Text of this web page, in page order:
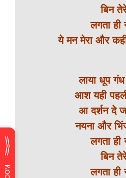
बिन
लगता ही
ये मन मेरा और
लाया धूप गंध
आश यही
आ दर्शन दे
नयना और
लगता ही
बिन
लगता ही